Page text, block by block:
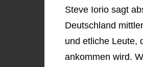
Steve Iorio sagt
Deutschland
und etliche Leute,
ankommen wird.